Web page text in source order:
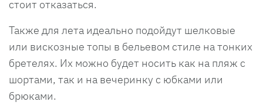
стоит отказаться.
Также для лета идеально подойдут шелковые
или вискозные топы в бельевом стиле на тонких
бретелях. Их можно будет носить как на пляж с
шортами, так и на вечеринку с юбками или
брюками.